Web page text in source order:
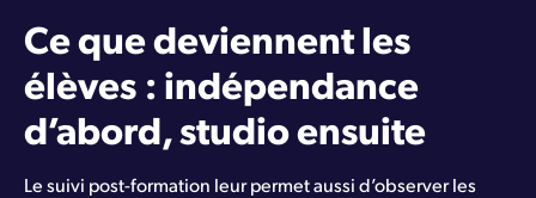
Ce que deviennent les
élèves : indépendance
d’abord, studio ensuite
Le suivi post-formation leur permet aussi d’observer les